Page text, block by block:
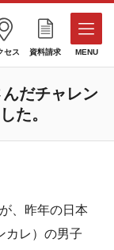
セス 資料請求 MENU
だチャレン
た。
、昨年の日本
カレ）の男子